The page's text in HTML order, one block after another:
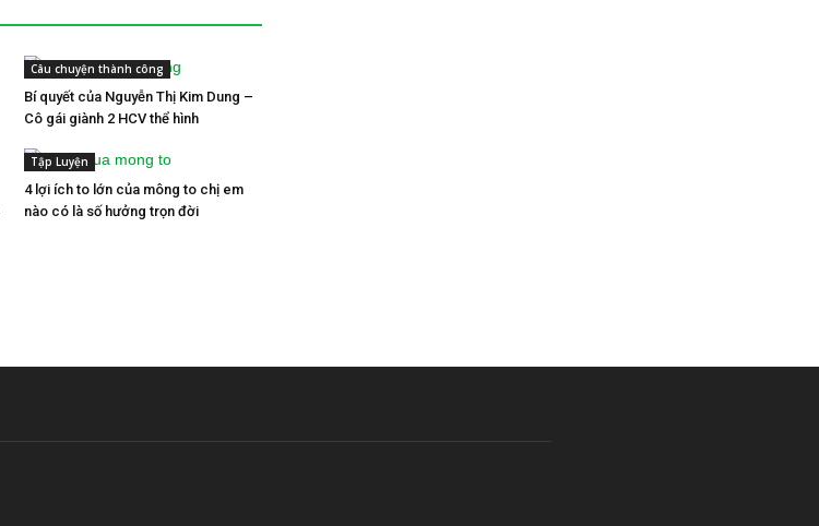
Câu chuyện thành công
Bí quyết của Nguyễn Thị Kim Dung –
Cô gái giành 2 HCV thể hình
Tập Luyện
4 lợi ích to lớn của mông to chị em
nào có là số hưởng trọn đời